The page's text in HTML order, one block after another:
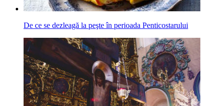
De ce se dezleagă la peşte în perioada Penticostarului